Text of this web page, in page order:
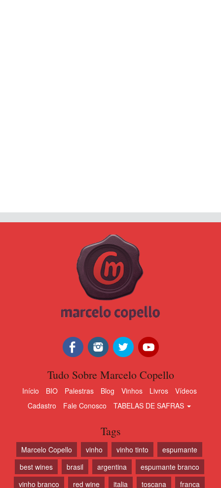
Tudo Sobre Marcelo Copello
Início BIO Palestras Blog Vinhos Livros
Vídeos
Cadastro
Fale Conosco TABELAS DE SAFRAS
Tags
Marcelo Copello vinho vinho tinto
espumante
best wines
brasil argentina
espumante branco
vinho branco
red wine italia toscana franca